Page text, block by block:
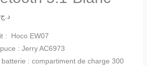
د.ج
: Hoco EW07
: Jerry AC6973
: compartiment de charge 300